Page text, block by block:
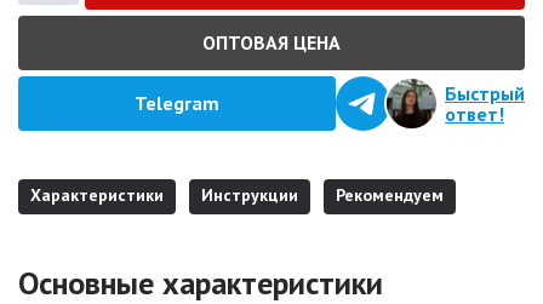
ОПТОВАЯ ЦЕНА
Telegram
Быстрый
ответ!
Характеристики Инструкции Рекомендуем
Основные характеристики